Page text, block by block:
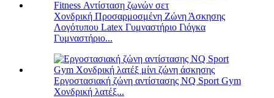
Χονδρική Προσαρμοσμένη Ζώνη Άσκησης
Λογότυπου Latex Γυμναστήριο Γιόγκα
Γυμναστήριο...
Εργοστασιακή ζώνη αντίστασης NQ Sport Gym
Χονδρική λατέξ...